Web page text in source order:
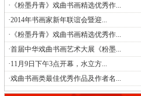
· 《粉墨丹青》戏曲书画精选优秀作...
·2014年书画家新年联谊会暨迎...
· 《粉墨丹青》戏曲书画精选优秀作...
·首届中华戏曲书画艺术大展《粉墨...
·11月9日下午3点开幕，水立方...
·戏曲书画类最佳优秀作品及作者名...